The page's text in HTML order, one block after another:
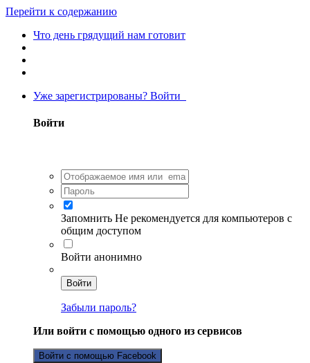
Перейти к содержанию
Что день грядущий нам готовит
Уже зарегистрированы? Войти
Войти
Запомнить Не рекомендуется для компьютеров с
общим доступом
Войти анонимно
Войти
Забыли пароль?
Или войти с помощью одного из сервисов
Войти с помощью Facebook